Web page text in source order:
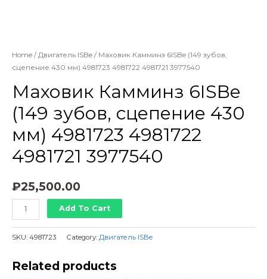
Home / Двигатель ISBe / Маховик Камминз 6ISBe (149 зубов,
сцепение 430 мм) 4981723 4981722 4981721 3977540
Маховик Камминз 6ISBe
(149 зубов, сцепение 430
мм) 4981723 4981722
4981721 3977540
₽25,500.00
Маховик
Камминз
6ISBe
сцепение
Add To Cart
SKU: 4981723 Category: Двигатель ISBe
Related products